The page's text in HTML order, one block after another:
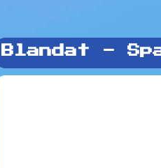
Blandat -